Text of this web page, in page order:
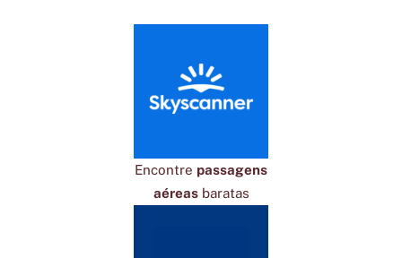
Encontre passagens
aéreasbaratas